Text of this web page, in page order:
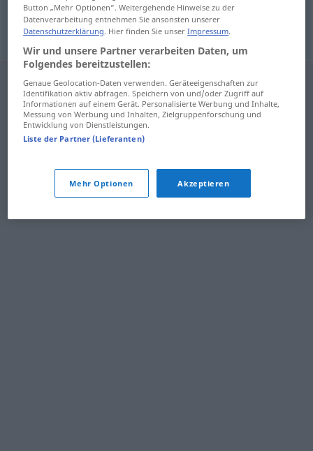
glorreich,ruhmreich glorieus
Button „Mehr Optionen“. Weitergehende Hinweise zu der
Datenverarbeitung entnehmen Sie ansonsten unserer
Datenschutzerklärung. Hier finden Sie unserImpressum.
Wir und unsere Partner verarbeiten Daten, um
Folgendes bereitzustellen:
Genaue Geolocation-Daten verwenden. Geräteeigenschaften zur
Identifikation aktiv abfragen. Speichern von und/oder Zugriff auf
Informationen auf einem Gerät. Personalisierte Werbung und Inhalte,
Messung von Werbung und Inhalten, Zielgruppenforschung und
Entwicklung von Dienstleistungen.
Liste der Partner (Lieferanten)
Mehr Optionen Akzeptieren